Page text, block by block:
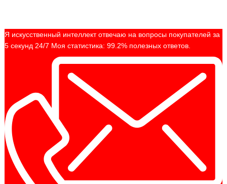
Я искусственный интеллект отвечаю на вопросы покупателей за
5 секунд 24/7 Моя статистика: 99.2% полезных ответов.